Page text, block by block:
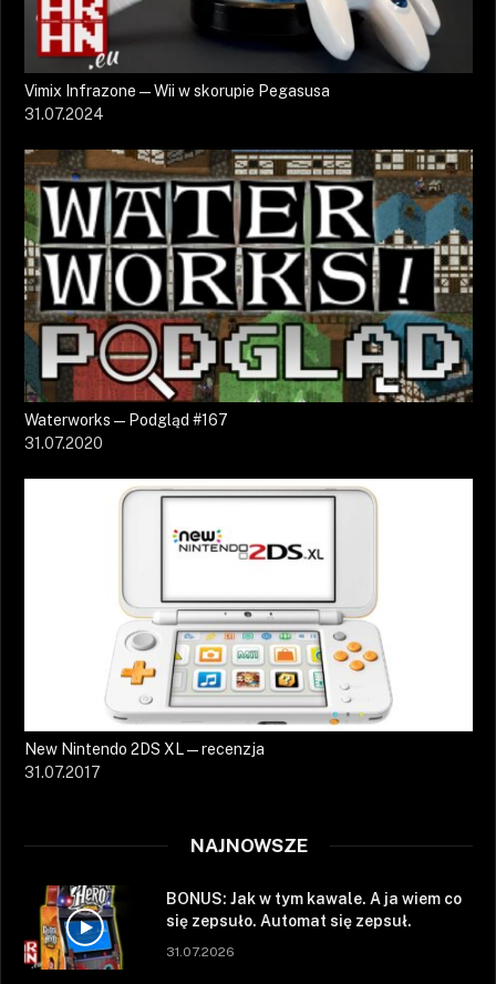
Vimix Infrazone — Wii w skorupie Pegasusa
31.07.2024
Waterworks — Podgląd #167
31.07.2020
New Nintendo 2DS XL — recenzja
31.07.2017
NAJNOWSZE
BONUS: Jak w tym kawale. A ja wiem co
się zepsuło. Automat się zepsuł.
31.07.2026